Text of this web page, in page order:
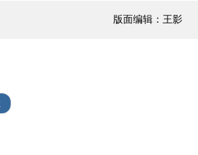
版面编辑：王影